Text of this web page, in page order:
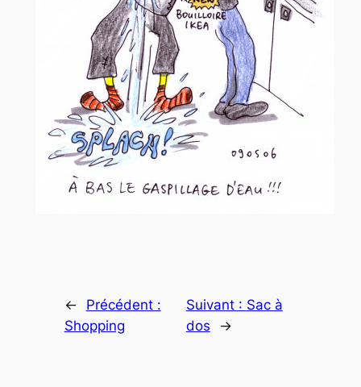
←
Précédent :
Shopping
Suivant : Sac à
dos
→